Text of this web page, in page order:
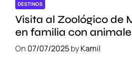
DESTINOS
Visita al Zoológico de
en familia con
On 07/07/2025byKamil